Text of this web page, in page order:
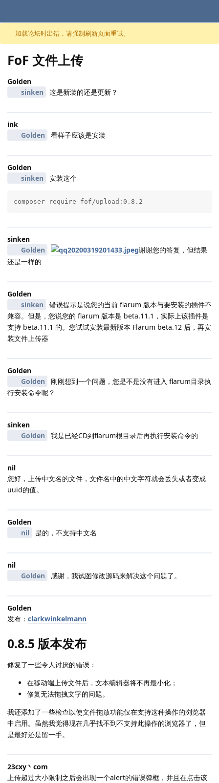
跳至内容
加载论坛时出错，请强制刷新页面重试。
FoF 文件上传
Golden
sinken
这是新装的还是更新？
ink
Golden
看样子应该是安装
Golden
sinken
安装这个
composer require fof/upload:0.8.2
sinken
Golden
谢谢您的答复，但结果
还是一样的
Golden
sinken
错误提示是说您的当前 flarum 版本与要安装的插件不
兼容。但是，您说您的 flarum 版本是 beta.11.1，实际上该插件是
支持 beta.11.1 的。您试试安装最新版本 Flarum beta.12 后，再安
装文件上传器
Golden
Golden
刚刚想到一个问题，您是不是没有进入 flarum目录执
行安装命令呢？
sinken
Golden
我是已经CD到flarum根目录后再执行安装命令的
nil
您好，上传中文名的文件，文件名中的中文字符就会丢失或者变成
uuid的值。
Golden
nil
是的，不支持中文名
nil
Golden
感谢，我试图修改源码来解决这个问题了。
Golden
发布： clarkwinkelmann
0.8.5 版本发布
修复了一些令人讨厌的错误：
在移动端上传文件后，文本编辑器将不再最小化；
修复无法拖拽文字的问题。
我还添加了一些检查以使文件拖放功能仅在支持这种操作的浏览器
中启用。虽然我觉得现在几乎找不到不支持此操作的浏览器了，但
是最好还是留一手。
23cxy丶com
上传超过大小限制之后会出现一个alert的错误弹框，并且在点击该